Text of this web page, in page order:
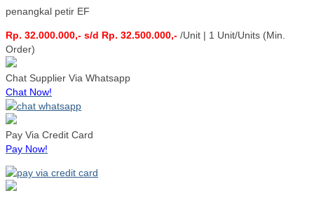
penangkal petir EF
Rp. 32.000.000,- s/d Rp. 32.500.000,- /Unit | 1 Unit/Units (Min.
Order)
Chat Supplier Via Whatsapp
Chat Now!
Pay Via Credit Card
Pay Now!